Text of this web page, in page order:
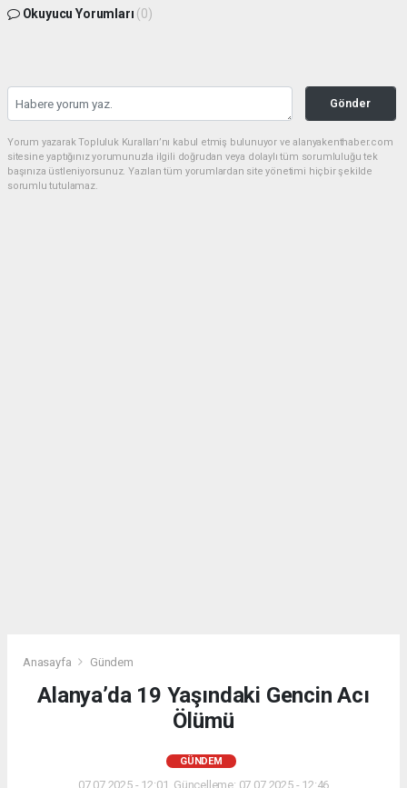
Okuyucu Yorumları (0)
Gönder
Yorum yazarak Topluluk Kuralları’nı kabul etmiş bulunuyor ve alanyakenthaber.com
sitesine yaptığınız yorumunuzla ilgili doğrudan veya dolaylı tüm sorumluluğu tek
başınıza üstleniyorsunuz. Yazılan tüm yorumlardan site yönetimi hiçbir şekilde
sorumlu tutulamaz.
Anasayfa Gündem
Alanya’da 19 Yaşındaki Gencin Acı
Ölümü
GÜNDEM
07.07.2025 - 12:01, Güncelleme: 07.07.2025 - 12:46